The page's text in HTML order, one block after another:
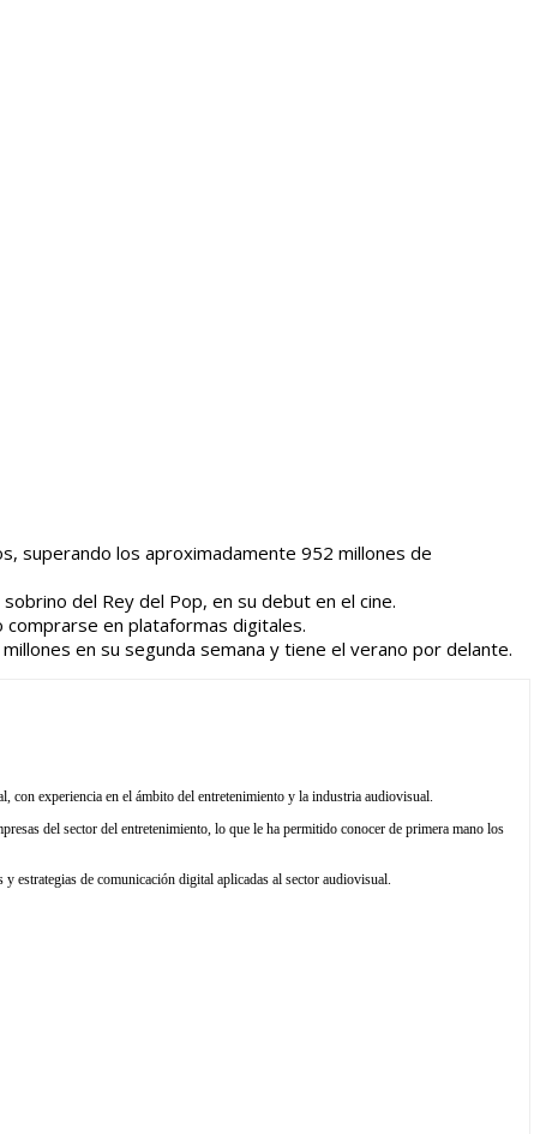
superando los aproximadamente 952 millones de
del Rey del Pop, en su debut en el cine.
comprarse en plataformas digitales.
en su segunda semana y tiene el verano por delante.
con experiencia en el ámbito del entretenimiento y la industria audiovisual.
del sector del entretenimiento, lo que le ha permitido conocer de primera mano los
estrategias de comunicación digital aplicadas al sector audiovisual.